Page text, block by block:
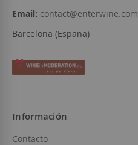
Email: contact@enterwine.com
Barcelona (España)
Información
Contacto